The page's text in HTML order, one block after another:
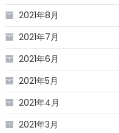
2021年8月
2021年7月
2021年6月
2021年5月
2021年4月
2021年3月